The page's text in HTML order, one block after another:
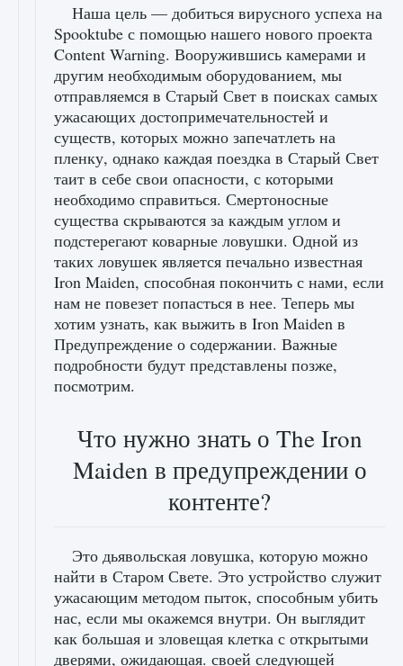
Наша цель — добиться вирусного успеха на
Spooktube с помощью нашего нового проекта
Content Warning. Вооружившись камерами и
другим необходимым оборудованием, мы
отправляемся в Старый Свет в поисках самых
ужасающих достопримечательностей и
существ, которых можно запечатлеть на
пленку, однако каждая поездка в Старый Свет
таит в себе свои опасности, с которыми
необходимо справиться. Смертоносные
существа скрываются за каждым углом и
подстерегают коварные ловушки. Одной из
таких ловушек является печально известная
Iron Maiden, способная покончить с нами, если
нам не повезет попасться в нее. Теперь мы
хотим узнать, как выжить в Iron Maiden в
Предупреждение о содержании. Важные
подробности будут представлены позже,
посмотрим.
Что нужно знать о The Iron
Maiden в предупреждении о
контенте?
Это дьявольская ловушка, которую можно
найти в Старом Свете. Это устройство служит
ужасающим методом пыток, способным убить
нас, если мы окажемся внутри. Он выглядит
как большая и зловещая клетка с открытыми
дверями, ожидающая. своей следующей